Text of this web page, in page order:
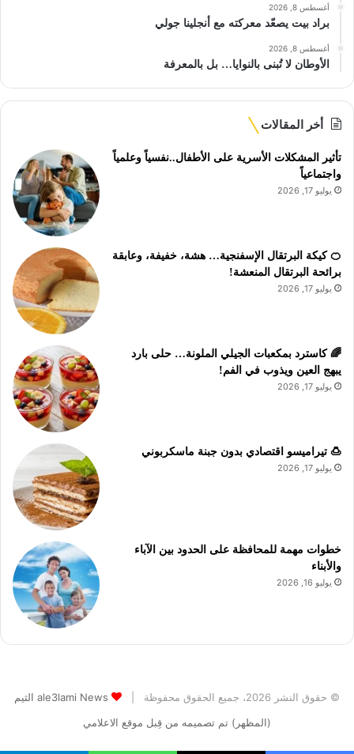
أغسطس 8, 2026
براد بيت يصعّد معركته مع أنجلينا جولي
أغسطس 8, 2026
الأوطان لا تُبنى بالنوايا… بل بالمعرفة
أخر المقالات
تأثير المشكلات الأسرية على الأطفال..نفسياً وعلمياً
واجتماعياً
يوليو 17, 2026
🍊 كيكة البرتقال الإسفنجية… هشة، خفيفة، وعابقة
برائحة البرتقال المنعشة!
يوليو 17, 2026
🌈 كاسترد بمكعبات الجيلي الملونة… حلى بارد
يبهج العين ويذوب في الفم!
يوليو 17, 2026
🍮 تيراميسو اقتصادي بدون جبنة ماسكربوني
يوليو 17, 2026
خطوات مهمة للمحافظة على الحدود بين الآباء
والأبناء
يوليو 16, 2026
© حقوق النشر 2026، جميع الحقوق محفوظة |
ale3lami News الثيم
(المظهر) تم تصميمه من قِبل موقع الاعلامي